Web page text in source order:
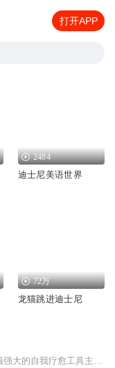
打开APP
2484
迪士尼美语世界
72万
龙猫跳进迪士尼